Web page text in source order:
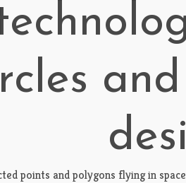
points and polygons flying in